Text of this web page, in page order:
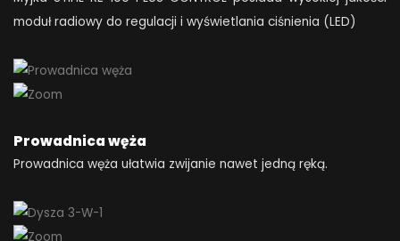
moduł radiowy do regulacji i wyświetlania ciśnienia (LED)
Prowadnica węża
Prowadnica węża ułatwia zwijanie nawet jedną ręką.